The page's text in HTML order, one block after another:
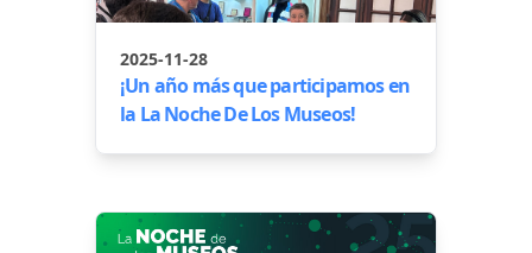
2025-11-28
¡Un año más que participamos en
la La Noche De Los Museos!